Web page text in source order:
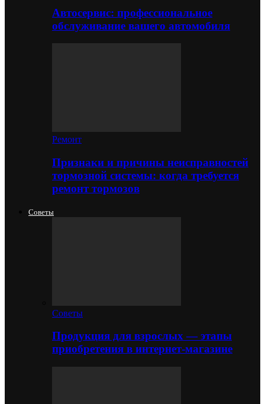
Автосервис: профессиональное
обслуживание вашего автомобиля
Ремонт
Признаки и причины неисправностей
тормозной системы: когда требуется
ремонт тормозов
Советы
Советы
Продукция для взрослых — этапы
приобретения в интернет-магазине